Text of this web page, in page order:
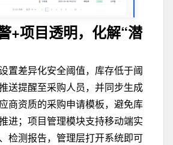
+项目透明， 化解“潜
置差异化安全阈值，库存低于阈
送提醒至采购人员，并同步生成
商资质的采购申请模板，避免库
进；项目管理模块支持移动端实
检测报告，管理层打开系统即可